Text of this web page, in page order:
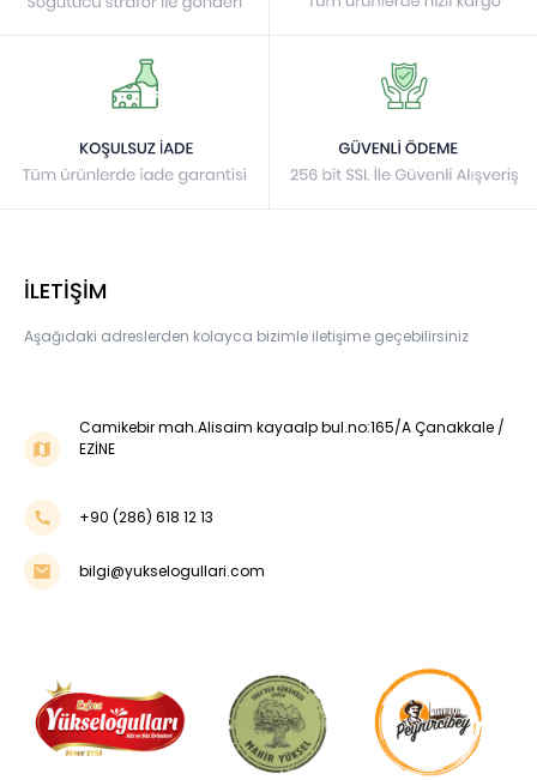
İLETİŞİM
Aşağıdaki adreslerden kolayca bizimle iletişime geçebilirsiniz
Camikebir mah.Alisaim kayaalp bul.no:165/A Çanakkale /
EZİNE
+90 (286) 618 12 13
bilgi@yukselogullari.com